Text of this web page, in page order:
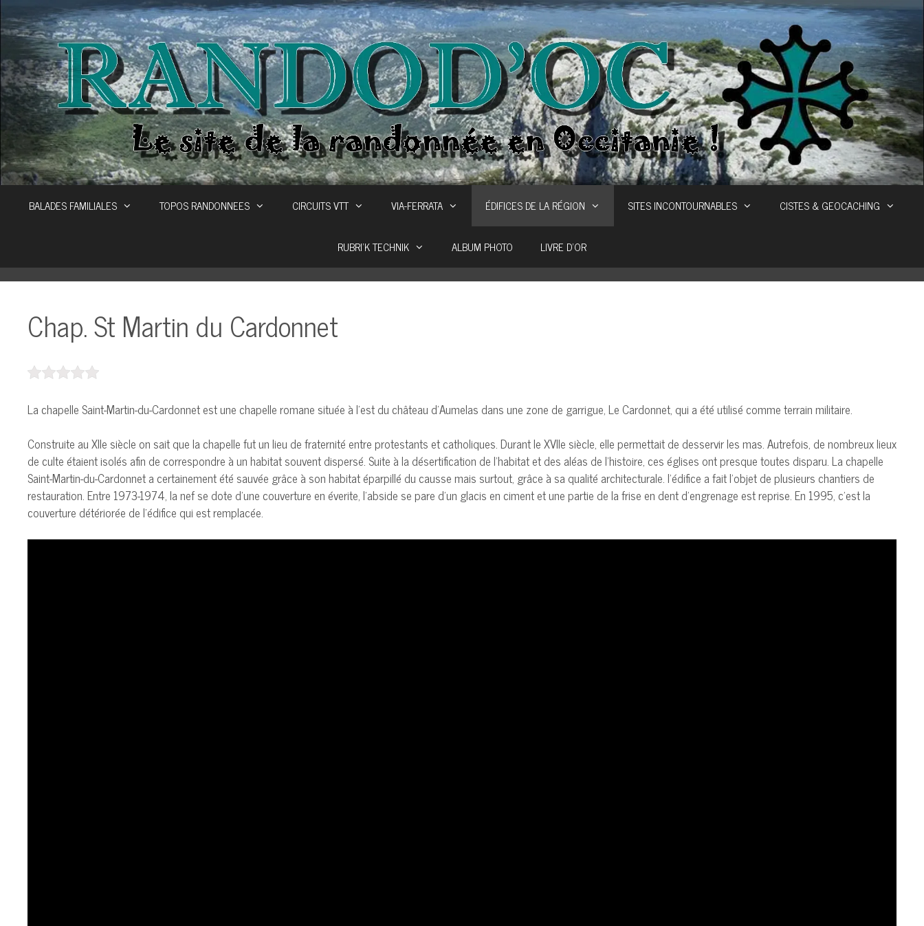
Aller
au
contenu
BALADES FAMILIALES TOPOS RANDONNEES CIRCUITS VTT VIA-FERRATA ÉDIFICES DE LA RÉGION SITES INCONTOURNABLES CISTES & GEOCACHING
RUBRI’K TECHNIK ALBUM PHOTO LIVRE D’OR
Chap. St Martin du Cardonnet
La chapelle Saint-Martin-du-Cardonnet est une chapelle romane située à l’est du château d’Aumelas dans une zone de garrigue, Le Cardonnet, qui a été utilisé comme terrain militaire.
Construite au XIIe siècle on sait que la chapelle fut un lieu de fraternité entre protestants et catholiques. Durant le XVIIe siècle, elle permettait de desservir les mas. Autrefois, de nombreux lieux
de culte étaient isolés afin de correspondre à un habitat souvent dispersé. Suite à la désertification de l’habitat et des aléas de l’histoire, ces églises ont presque toutes disparu. La chapelle
Saint-Martin-du-Cardonnet a certainement été sauvée grâce à son habitat éparpillé du causse mais surtout, grâce à sa qualité architecturale. l’édifice a fait l’objet de plusieurs chantiers de
restauration. Entre 1973-1974, la nef se dote d’une couverture en éverite, l’abside se pare d’un glacis en ciment et une partie de la frise en dent d’engrenage est reprise. En 1995, c’est la
couverture détériorée de l’édifice qui est remplacée.